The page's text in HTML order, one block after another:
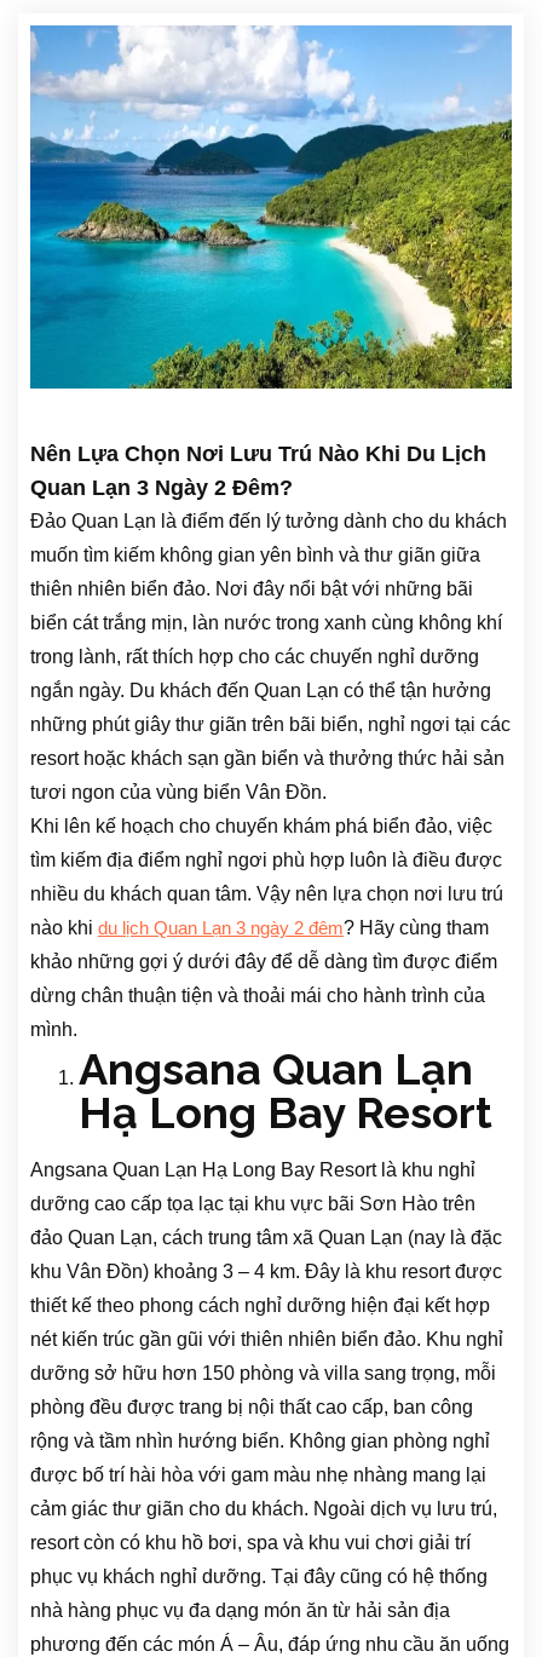
Nên Lựa Chọn Nơi Lưu Trú Nào Khi Du Lịch
Quan Lạn 3 Ngày 2 Đêm?
Đảo Quan Lạn là điểm đến lý tưởng dành cho du khách
muốn tìm kiếm không gian yên bình và thư giãn giữa
thiên nhiên biển đảo. Nơi đây nổi bật với những bãi
biển cát trắng mịn, làn nước trong xanh cùng không khí
trong lành, rất thích hợp cho các chuyến nghỉ dưỡng
ngắn ngày. Du khách đến Quan Lạn có thể tận hưởng
những phút giây thư giãn trên bãi biển, nghỉ ngơi tại các
resort hoặc khách sạn gần biển và thưởng thức hải sản
tươi ngon của vùng biển Vân Đồn.
Khi lên kế hoạch cho chuyến khám phá biển đảo, việc
tìm kiếm địa điểm nghỉ ngơi phù hợp luôn là điều được
nhiều du khách quan tâm. Vậy nên lựa chọn nơi lưu trú
nào khi du lịch Quan Lạn 3 ngày 2 đêm? Hãy cùng tham
khảo những gợi ý dưới đây để dễ dàng tìm được điểm
dừng chân thuận tiện và thoải mái cho hành trình của
mình.
Angsana Quan Lạn
Hạ Long Bay Resort
Angsana Quan Lạn Hạ Long Bay Resort là khu nghỉ
dưỡng cao cấp tọa lạc tại khu vực bãi Sơn Hào trên
đảo Quan Lạn, cách trung tâm xã Quan Lạn (nay là đặc
khu Vân Đồn) khoảng 3 – 4 km. Đây là khu resort được
thiết kế theo phong cách nghỉ dưỡng hiện đại kết hợp
nét kiến trúc gần gũi với thiên nhiên biển đảo. Khu nghỉ
dưỡng sở hữu hơn 150 phòng và villa sang trọng, mỗi
phòng đều được trang bị nội thất cao cấp, ban công
rộng và tầm nhìn hướng biển. Không gian phòng nghỉ
được bố trí hài hòa với gam màu nhẹ nhàng mang lại
cảm giác thư giãn cho du khách. Ngoài dịch vụ lưu trú,
resort còn có khu hồ bơi, spa và khu vui chơi giải trí
phục vụ khách nghỉ dưỡng. Tại đây cũng có hệ thống
nhà hàng phục vụ đa dạng món ăn từ hải sản địa
phương đến các món Á – Âu, đáp ứng nhu cầu ăn uống